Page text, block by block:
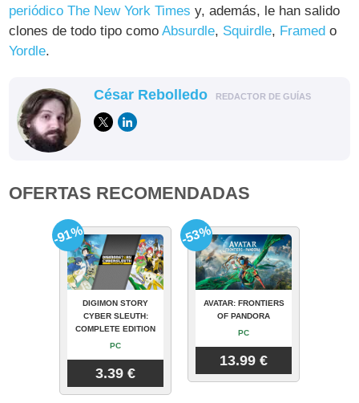
periódico The New York Times y, además, le han salido
clones de todo tipo comoAbsurdle, Squirdle, Framed o
Yordle.
César Rebolledo REDACTOR DE GUÍAS
OFERTAS RECOMENDADAS
DIGIMON STORY
CYBER SLEUTH:
COMPLETE EDITION
PC
3.39 €
-91%
AVATAR: FRONTIERS
OF PANDORA
PC
13.99 €
-53%